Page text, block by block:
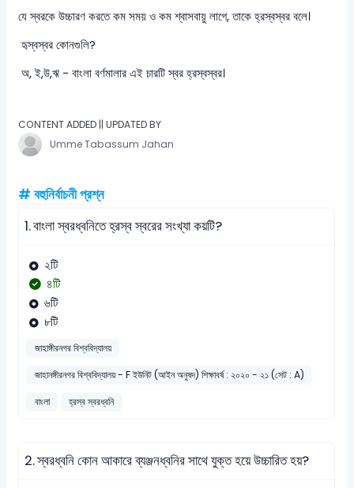
যে স্বরকে উচ্চারণ করতে কম সময় ও কম শ্বাসবায়ু লাগে, তাকে হ্রস্বস্বর বলে।
হৃস্বস্বর কোনগুলি?
অ, ই,উ,ঋ - বাংলা বর্ণমালার এই চারটি স্বর হ্রস্বস্বর।
CONTENT ADDED || UPDATED BY
Umme Tabassum Jahan
# বহুনির্বাচনী প্রশ্ন
1.বাংলা স্বরধ্বনিতে হ্রস্ব স্বরের সংখ্যা কয়টি?
২টি
৪টি
৬টি
৮টি
জাহাঙ্গীরনগর বিশ্ববিদ্যালয়
জাহানঙ্গীরনগর বিশ্ববিদ্যালয় - F ইউনিট (আইন অনুষদ) শিক্ষাবর্ষ : ২০২০ - ২১ (সেট : A)
বাংলা
হ্রস্ব স্বরধ্বনি
2.স্বরধ্বনি কোন আকারে ব্যঞ্জনধ্বনির সাথে যুক্ত হয়ে উচ্চারিত হয়?